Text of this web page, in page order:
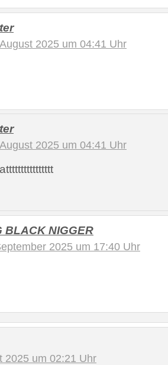
2025 um 04:41 Uhr
2025 um 04:41 Uhr
BLACK NIGGER
2025 um 17:40 Uhr
2025 um 02:21 Uhr